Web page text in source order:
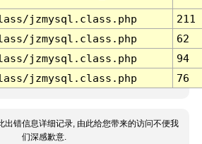
jzmysql.class.php
211
jzmysql.class.php
62
jzmysql.class.php
94
jzmysql.class.php 76
出错信息详细记录, 由此给您带来的访问不便我
们深感歉意.